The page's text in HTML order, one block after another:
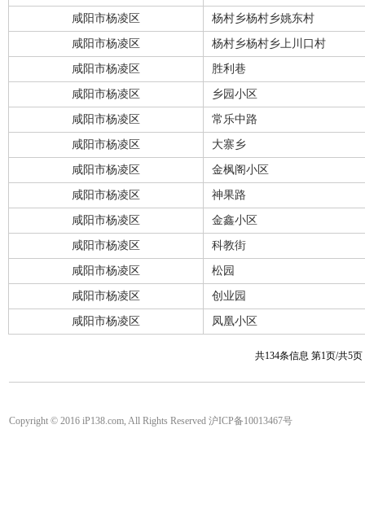
咸阳市杨凌区 杨村乡杨村乡姚东村
咸阳市杨凌区 杨村乡杨村乡上川口村
咸阳市杨凌区 胜利巷
咸阳市杨凌区 乡园小区
咸阳市杨凌区 常乐中路
咸阳市杨凌区 大寨乡
咸阳市杨凌区 金枫阁小区
咸阳市杨凌区 神果路
咸阳市杨凌区 金鑫小区
咸阳市杨凌区 科教街
咸阳市杨凌区 松园
咸阳市杨凌区 创业园
咸阳市杨凌区 凤凰小区
共134条信息 第1页/共5
Copyright © 2016 iP138.com, All Rights Reserved 沪ICP备10013467号